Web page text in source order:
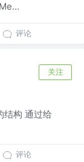
评论
关注
结构 通过给
评论